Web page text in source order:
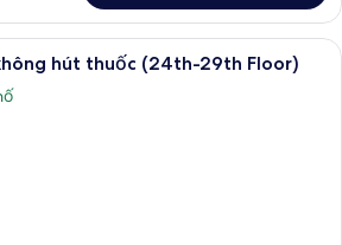
1 phòng ngủ, két bảo mật tại phòng,
hút thuốc (24th-29th Floor)